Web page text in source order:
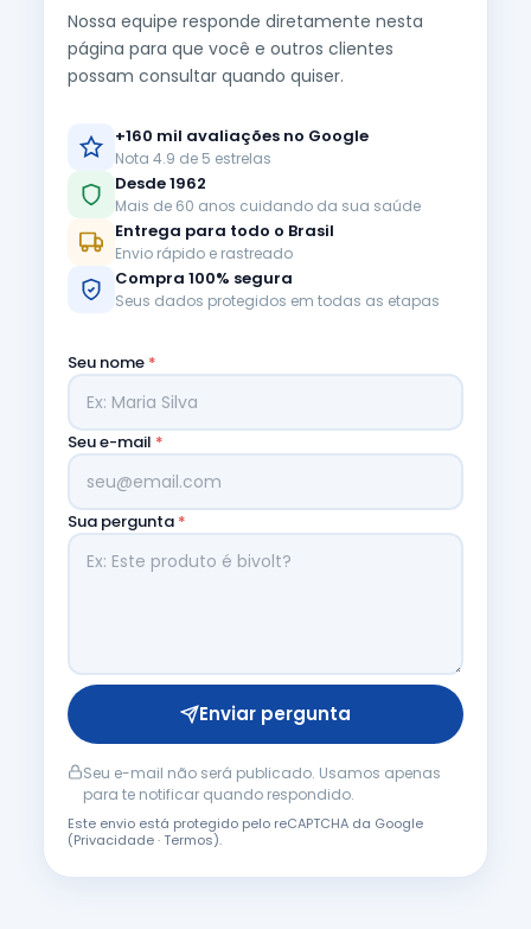
Nossa equipe responde diretamente nesta
página para que você e outros clientes
possam consultar quando quiser.
+160 mil avaliações no Google
Nota 4.9 de 5 estrelas
Desde 1962
Mais de 60 anos cuidando da sua saúde
Entrega para todo o Brasil
Envio rápido e rastreado
Compra 100% segura
Seus dados protegidos em todas as etapas
Seu nome *
Seu e-mail *
Sua pergunta *
Enviar pergunta
Seu e-mail não será publicado. Usamos apenas
para te notificar quando respondido.
Este envio está protegido pelo reCAPTCHA da Google
(Privacidade·Termos).